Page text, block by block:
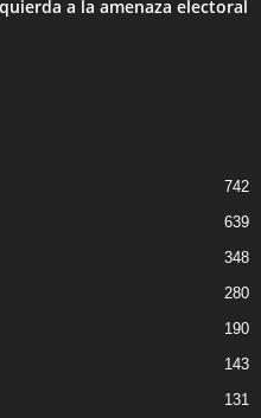
a la amenaza electoral
742
639
348
280
190
143
131